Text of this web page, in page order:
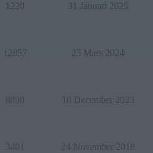
1220 31 Januari 2025
12857 25 Mars 2024
8890 10 December 2023
3401 24 November 2018